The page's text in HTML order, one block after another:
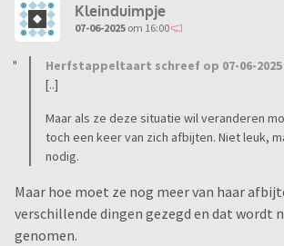
Kleinduimpje
07-06-2025 om 16:00
Herfstappeltaart schreef op 07-06-2025
[..]
Maar als ze deze situatie wil veranderen
toch een keer van zich afbijten. Niet leuk,
nodig.
Maar hoe moet ze nog meer van haar
verschillende dingen gezegd en dat wordt
genomen.